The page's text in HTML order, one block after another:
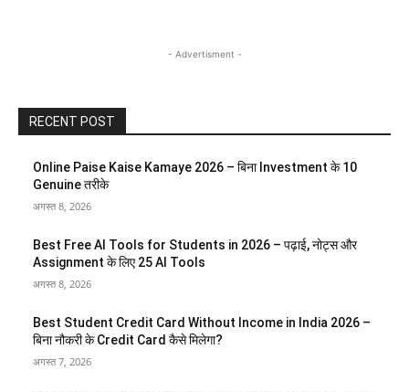
- Advertisment -
RECENT POST
Online Paise Kaise Kamaye 2026 – बिना Investment के 10
Genuine तरीके
अगस्त 8, 2026
Best Free AI Tools for Students in 2026 – पढ़ाई, नोट्स और
Assignment के लिए 25 AI Tools
अगस्त 8, 2026
Best Student Credit Card Without Income in India 2026 –
बिना नौकरी के Credit Card कैसे मिलेगा?
अगस्त 7, 2026